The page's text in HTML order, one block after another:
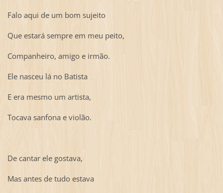
Falo aqui de um bom sujeito
Que estará sempre em meu peito,
Companheiro, amigo e irmão.
Ele nasceu lá no Batista
E era mesmo um artista,
Tocava sanfona e violão.
De cantar ele gostava,
Mas antes de tudo estava